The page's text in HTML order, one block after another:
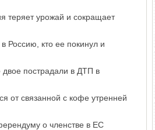
теряет урожай и сокращает
Россию, кто ее покинул и
пострадали в ДТП в
от связанной с кофе утренней
о членстве в ЕС